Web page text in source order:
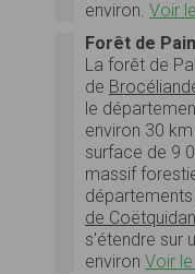
environ. Voir
Forêt de
La forêt de
de
le
environ 30 km
surface de 9
massif
de Coëtquidan
s'étendre sur
environ Voir